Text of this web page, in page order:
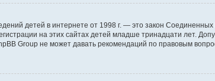
детей в интернете от 1998 г. — это закон
на этих сайтах детей младше тринадцати лет.
Group не может давать рекомендаций по правовым